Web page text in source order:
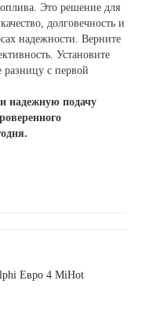
Это решение для
долговечность и
надежности. Верните
Установите
с первой
надежную подачу
Евро 4 MiHot